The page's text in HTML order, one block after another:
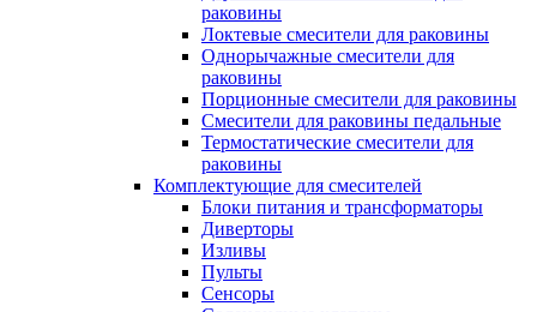
раковины
Локтевые смесители для раковины
Однорычажные смесители для
раковины
Порционные смесители для раковины
Смесители для раковины педальные
Термостатические смесители для
раковины
Комплектующие для смесителей
Блоки питания и трансформаторы
Диверторы
Изливы
Пульты
Сенсоры